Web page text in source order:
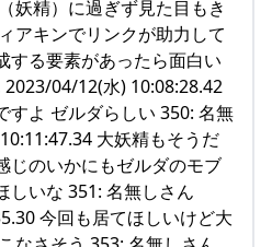
妖精）に過ぎず見た目もき
アキンでリンクが助力して
する要素があったら面白い
04/12(水) 10:08:28.42
すよ ゼルダらしい 350: 名無
大妖精もそうだ
じのいかにもゼルダのモブ
しいな 351: 名無しさん
今回も居てほしいけど大